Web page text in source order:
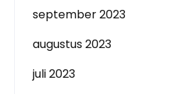
september 2023
augustus 2023
juli 2023